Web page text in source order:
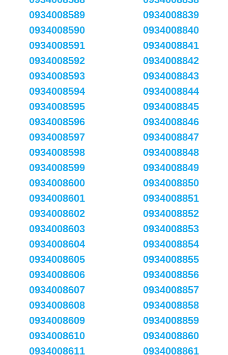
0934008589
0934008590
0934008591
0934008592
0934008593
0934008594
0934008595
0934008596
0934008597
0934008598
0934008599
0934008600
0934008601
0934008602
0934008603
0934008604
0934008605
0934008606
0934008607
0934008608
0934008609
0934008610
0934008611
0934008839
0934008840
0934008841
0934008842
0934008843
0934008844
0934008845
0934008846
0934008847
0934008848
0934008849
0934008850
0934008851
0934008852
0934008853
0934008854
0934008855
0934008856
0934008857
0934008858
0934008859
0934008860
0934008861